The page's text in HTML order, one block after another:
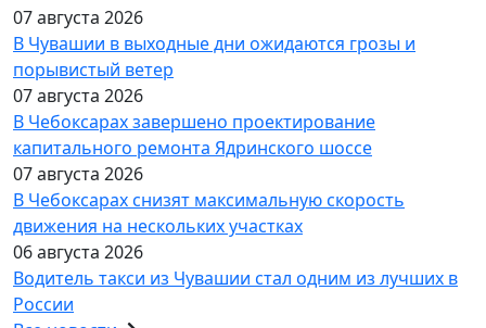
07 августа 2026
В Чувашии в выходные дни ожидаются грозы и
порывистый ветер
07 августа 2026
В Чебоксарах завершено проектирование
капитального ремонта Ядринского шоссе
07 августа 2026
В Чебоксарах снизят максимальную скорость
движения на нескольких участках
06 августа 2026
Водитель такси из Чувашии стал одним из лучших в
России